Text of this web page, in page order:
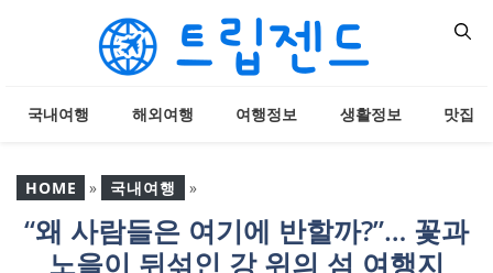
뛰
기
국내여행 해외여행 여행정보 생활정보 맛집
HOME » 국내여행 »
“왜 사람들은 여기에 반할
까?”… 꽃과 노을이 뒤섞인
“왜 사람들은 여기에 반할까?”… 꽃과
노을이 뒤섞인 강 위의 섬 여행지